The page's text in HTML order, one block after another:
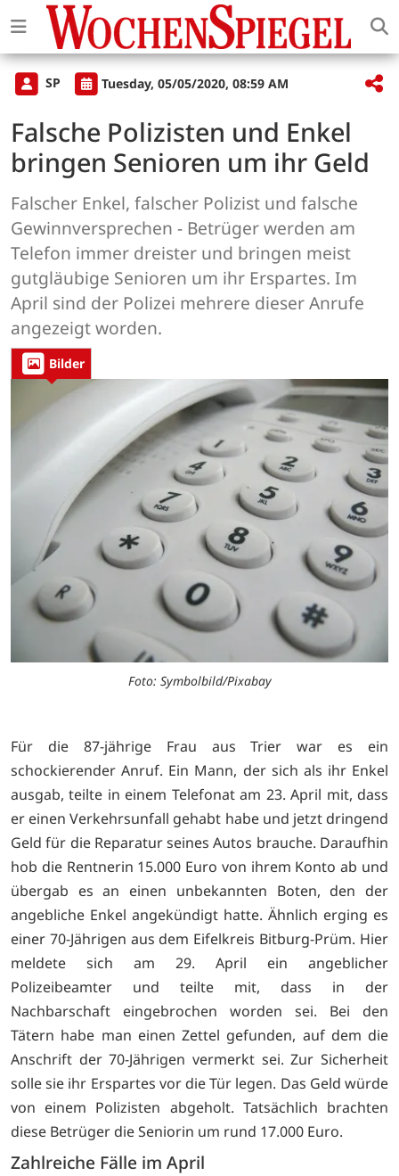
SP Tuesday, 05/05/2020, 08:59 AM
Falsche Polizisten und Enkel
bringen Senioren um ihr Geld
Falscher Enkel, falscher Polizist und falsche
Gewinnversprechen - Betrüger werden am
Telefon immer dreister und bringen meist
gutgläubige Senioren um ihr Erspartes. Im
April sind der Polizei mehrere dieser Anrufe
angezeigt worden.
Bilder
Foto: Symbolbild/Pixabay
Für die 87-jährige Frau aus Trier war es ein
schockierender Anruf. Ein Mann, der sich als ihr Enkel
ausgab, teilte in einem Telefonat am 23. April mit, dass
er einen Verkehrsunfall gehabt habe und jetzt dringend
Geld für die Reparatur seines Autos brauche. Daraufhin
hob die Rentnerin 15.000 Euro von ihrem Konto ab und
übergab es an einen unbekannten Boten, den der
angebliche Enkel angekündigt hatte. Ähnlich erging es
einer 70-Jährigen aus dem Eifelkreis Bitburg-Prüm. Hier
meldete sich am 29. April ein angeblicher
Polizeibeamter und teilte mit, dass in der
Nachbarschaft eingebrochen worden sei. Bei den
Tätern habe man einen Zettel gefunden, auf dem die
Anschrift der 70-Jährigen vermerkt sei. Zur Sicherheit
solle sie ihr Erspartes vor die Tür legen. Das Geld würde
von einem Polizisten abgeholt. Tatsächlich brachten
diese Betrüger die Seniorin um rund 17.000 Euro.
Zahlreiche Fälle im April